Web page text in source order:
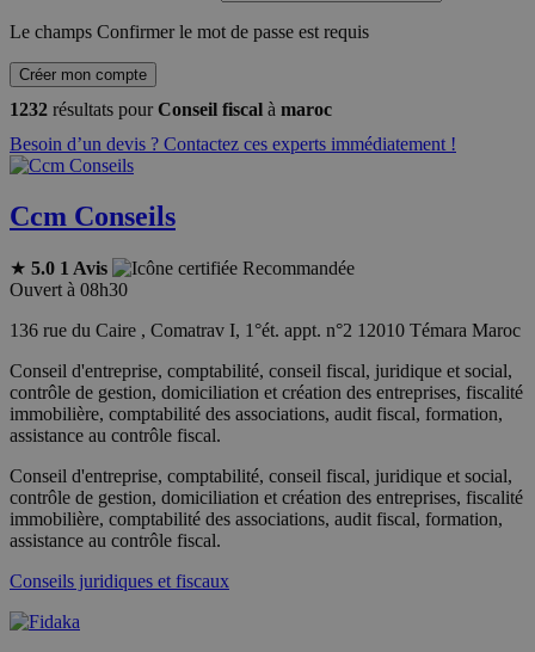
Le champs Confirmer le mot de passe est requis
Créer mon compte
1232 résultats pourConseil fiscal à maroc
Besoin d’un devis ? Contactez ces experts immédiatement !
Ccm Conseils
★ 5.0 1 Avis
Recommandée
Ouvert à 08h30
136 rue du Caire , Comatrav I, 1°ét. appt. n°2 12010 Témara Maroc
Conseil d'entreprise, comptabilité, conseil fiscal, juridique et social,
contrôle de gestion, domiciliation et création des entreprises, fiscalité
immobilière, comptabilité des associations, audit fiscal, formation,
assistance au contrôle fiscal.
Conseil d'entreprise, comptabilité, conseil fiscal, juridique et social,
contrôle de gestion, domiciliation et création des entreprises, fiscalité
immobilière, comptabilité des associations, audit fiscal, formation,
assistance au contrôle fiscal.
Conseils juridiques et fiscaux